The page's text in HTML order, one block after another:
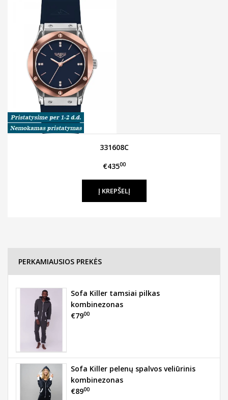
331608C
€43500
PERKAMIAUSIOS PREKĖS
Sofa Killer tamsiai pilkas
kombinezonas
€7900
Sofa Killer pelenų spalvos veliūrinis
kombinezonas
€8900